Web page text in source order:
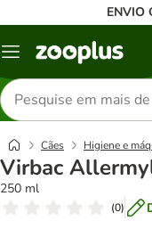
ENVIO
Menu
Pesquisar
produtos
Cães Higiene e
Virbac
250 ml
(0)